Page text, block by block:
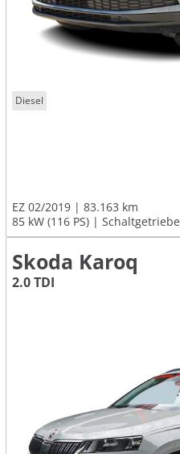
Diesel
EZ 02/2019
83.163 km
85 kW (116 PS)
Schaltgetriebe
Skoda Karoq
2.0 TDI